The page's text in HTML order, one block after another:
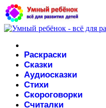
Раскраски
Сказки
Аудиосказки
Стихи
Скороговорки
Считалки